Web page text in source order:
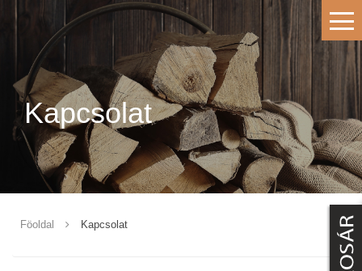
Kapcsolat
Föoldal Kapcsolat